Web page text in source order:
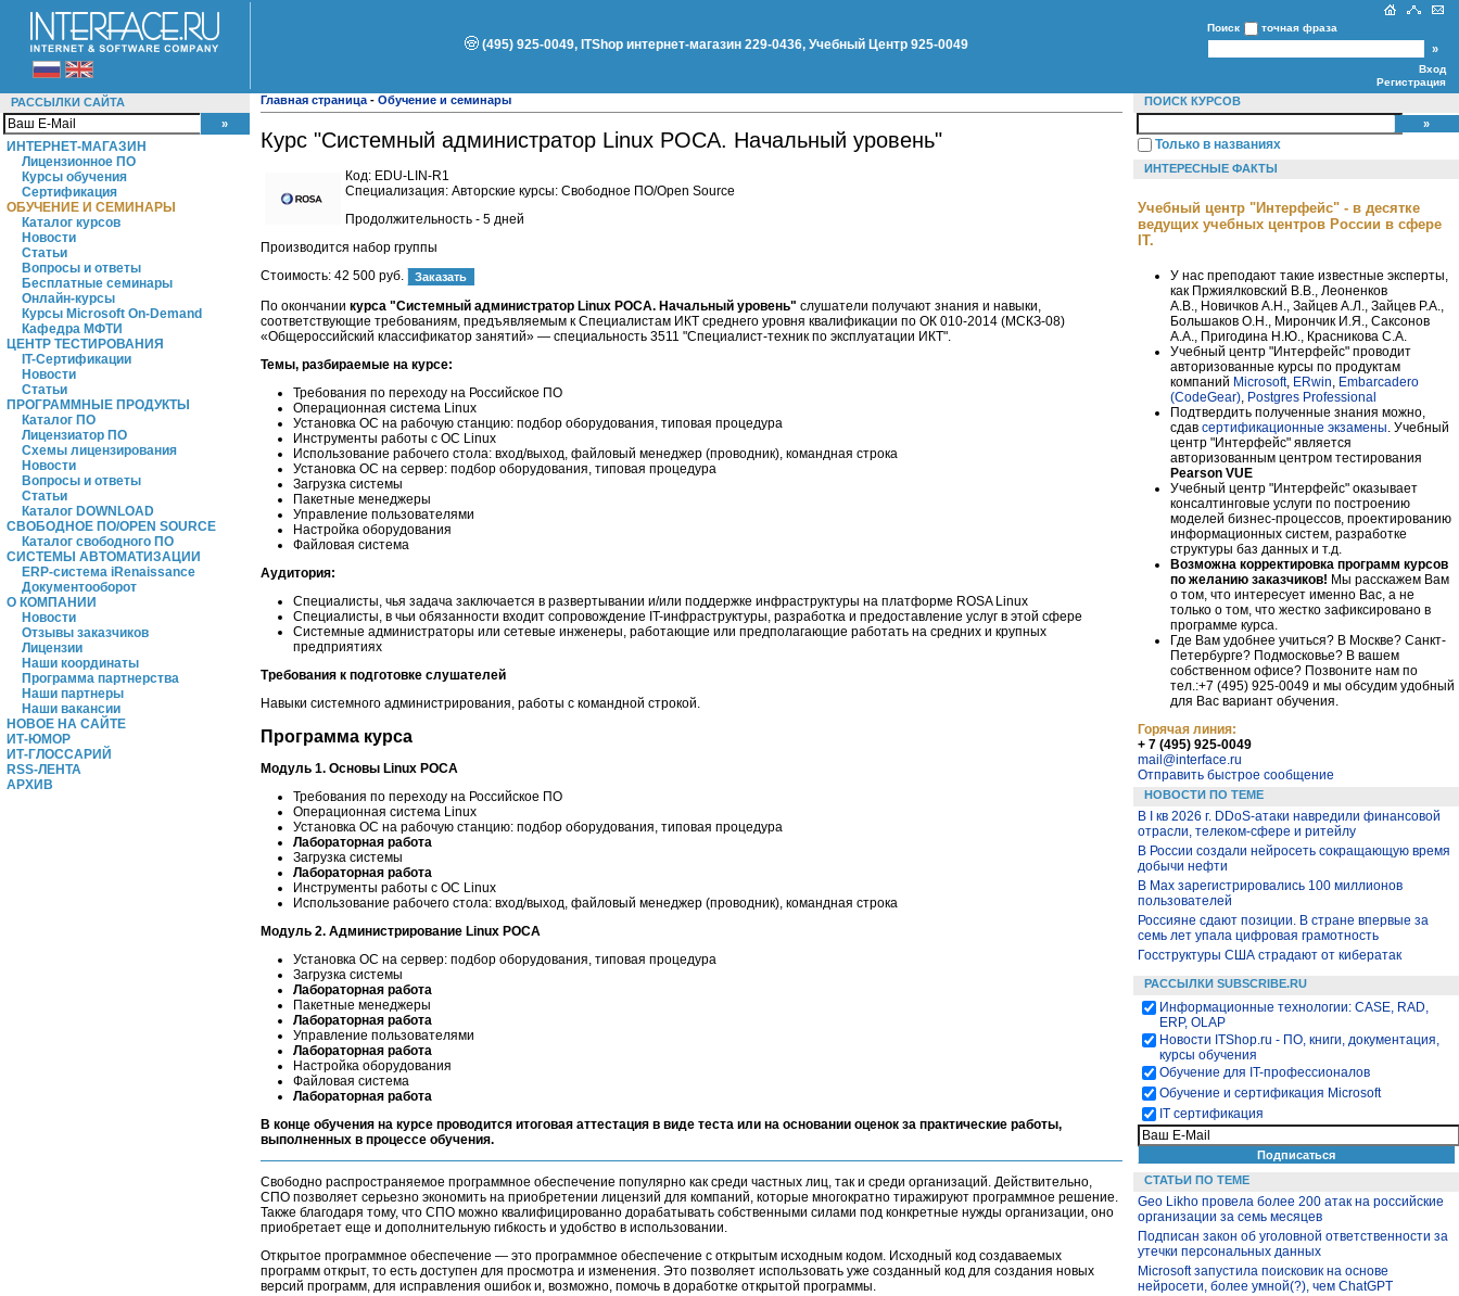
(495) 925-0049, ITShop интернет-магазин 229-0436, Учебный Центр 925-0049
Поиск точная фраза
Вход
Регистрация
РАССЫЛКИ САЙТА
ИНТЕРНЕТ-МАГАЗИН
Лицензионное ПО
Курсы обучения
Сертификация
ОБУЧЕНИЕ И СЕМИНАРЫ
Каталог курсов
Новости
Статьи
Вопросы и ответы
Бесплатные семинары
Онлайн-курсы
Курсы Microsoft On-Demand
Кафедра МФТИ
ЦЕНТР ТЕСТИРОВАНИЯ
IT-Сертификации
Новости
Статьи
ПРОГРАММНЫЕ ПРОДУКТЫ
Каталог ПО
Лицензиатор ПО
Схемы лицензирования
Новости
Вопросы и ответы
Статьи
Каталог DOWNLOAD
СВОБОДНОЕ ПО/OPEN SOURCE
Каталог свободного ПО
СИСТЕМЫ АВТОМАТИЗАЦИИ
ERP-система iRenaissance
Документооборот
О КОМПАНИИ
Новости
Отзывы заказчиков
Лицензии
Наши координаты
Программа партнерства
Наши партнеры
Наши вакансии
НОВОЕ НА САЙТЕ
ИТ-ЮМОР
ИТ-ГЛОССАРИЙ
RSS-ЛЕНТА
АРХИВ
Главная страница - Обучение и семинары
Курс "Системный администратор Linux РОСА. Начальный уровень"
Код: EDU-LIN-R1
Специализация: Авторские курсы: Свободное ПО/Open Source
Продолжительность - 5 дней
Производится набор группы
Стоимость: 42 500 руб.
По окончании курса "Системный администратор Linux РОСА. Начальный уровень" слушатели получают знания и навыки,
соответствующие требованиям, предъявляемым к Специалистам ИКТ среднего уровня квалификации по ОК 010-2014 (МСКЗ-08)
«Общероссийский классификатор занятий» — специальность 3511 "Специалист-техник по эксплуатации ИКТ".
Темы, разбираемые на курсе:
Требования по переходу на Российское ПО
Операционная система Linux
Установка ОС на рабочую станцию: подбор оборудования, типовая процедура
Инструменты работы с ОС Linux
Использование рабочего стола: вход/выход, файловый менеджер (проводник), командная строка
Установка ОС на сервер: подбор оборудования, типовая процедура
Загрузка системы
Пакетные менеджеры
Управление пользователями
Настройка оборудования
Файловая система
Аудитория:
Специалисты, чья задача заключается в развертывании и/или поддержке инфраструктуры на платформе ROSA Linux
Специалисты, в чьи обязанности входит сопровождение IT-инфраструктуры, разработка и предоставление услуг в этой сфере
Системные администраторы или сетевые инженеры, работающие или предполагающие работать на средних и крупных
предприятиях
Требования к подготовке слушателей
Навыки системного администрирования, работы с командной строкой.
Программа курса
Модуль 1. Основы Linux РОСА
Требования по переходу на Российское ПО
Операционная система Linux
Установка ОС на рабочую станцию: подбор оборудования, типовая процедура
Лабораторная работа
Загрузка системы
Лабораторная работа
Инструменты работы с ОС Linux
Использование рабочего стола: вход/выход, файловый менеджер (проводник), командная строка
Модуль 2. Администрирование Linux РОСА
Установка ОС на сервер: подбор оборудования, типовая процедура
Загрузка системы
Лабораторная работа
Пакетные менеджеры
Лабораторная работа
Управление пользователями
Лабораторная работа
Настройка оборудования
Файловая система
Лабораторная работа
В конце обучения на курсе проводится итоговая аттестация в виде теста или на основании оценок за практические работы,
выполненных в процессе обучения.
Свободно распространяемое программное обеспечение популярно как среди частных лиц, так и среди организаций. Действительно,
СПО позволяет серьезно экономить на приобретении лицензий для компаний, которые многократно тиражируют программное решение.
Также благодаря тому, что СПО можно квалифицированно дорабатывать собственными силами под конкретные нужды организации, оно
приобретает еще и дополнительную гибкость и удобство в использовании.
Открытое программное обеспечение — это программное обеспечение с открытым исходным кодом. Исходный код создаваемых
программ открыт, то есть доступен для просмотра и изменения. Это позволяет использовать уже созданный код для создания новых
версий программ, для исправления ошибок и, возможно, помочь в доработке открытой программы.
ПОИСК КУРСОВ
Только в названиях
ИНТЕРЕСНЫЕ ФАКТЫ
Учебный центр "Интерфейс" - в десятке
ведущих учебных центров России в сфере
IT.
У нас преподают такие известные эксперты,
как Пржиялковский В.В., Леоненков
А.В., Новичков А.Н., Зайцев А.Л., Зайцев Р.А.,
Большаков О.Н., Мирончик И.Я., Саксонов
А.А., Пригодина Н.Ю., Красникова С.А.
Учебный центр "Интерфейс" проводит
авторизованные курсы по продуктам
компаний Microsoft, ERwin Embarcadero
(CodeGear) Postgres Professional
Подтвердить полученные знания можно,
сдав сертификационные экзамены . Учебный
центр "Интерфейс" является
авторизованным центром тестирования
Pearson VUE
Учебный центр "Интерфейс" оказывает
консалтинговые услуги по построению
моделей бизнес-процессов, проектированию
информационных систем, разработке
структуры баз данных и т.д.
Возможна корректировка программ курсов
по желанию заказчиков! Мы расскажем Вам
о том, что интересует именно Вас, а не
только о том, что жестко зафиксировано в
программе курса.
Где Вам удобнее учиться? В Москве? Санкт-
Петербурге? Подмосковье? В вашем
собственном офисе? Позвоните нам по
тел.:+7 (495) 925-0049 и мы обсудим удобный
для Вас вариант обучения.
Горячая линия:
+ 7 (495) 925-0049
mail@interface.ru
Отправить быстрое сообщение
НОВОСТИ ПО ТЕМЕ
В I кв 2026 г. DDoS-атаки навредили финансовой
отрасли, телеком-сфере и ритейлу
В России создали нейросеть сокращающую время
добычи нефти
В Max зарегистрировались 100 миллионов
пользователей
Россияне сдают позиции. В стране впервые за
семь лет упала цифровая грамотность
Госструктуры США страдают от кибератак
РАССЫЛКИ SUBSCRIBE.RU
Информационные технологии: CASE, RAD,
ERP, OLAP
Новости ITShop.ru - ПО, книги, документация,
курсы обучения
Обучение для IT-профессионалов
Обучение и сертификация Microsoft
IT сертификация
СТАТЬИ ПО ТЕМЕ
Geo Likho провела более 200 атак на российские
организации за семь месяцев
Подписан закон об уголовной ответственности за
утечки персональных данных
Microsoft запустила поисковик на основе
нейросети, более умной(?), чем ChatGPT